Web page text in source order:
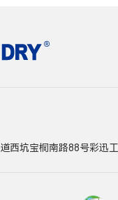
西坑宝桐南路88号彩迅